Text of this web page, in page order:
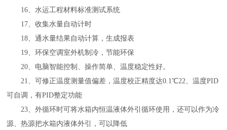
16 、水运工程材料标准测试系统
17 、收集水量自动计时
18 、通水量结果自动计算，生成报表
19 、环保空调室外机制冷，节能环保
20 、电脑智能控制、操作简单、温度稳定性好。
21
、可修正温度测量值偏差，温度校正精度达0.1℃22 、温度PID
可自调，有PID整定功能
23 、外循环时可将水箱内恒温液体外引循环使用，还可以作为冷
源、热源把水箱内液体外引，可以降低